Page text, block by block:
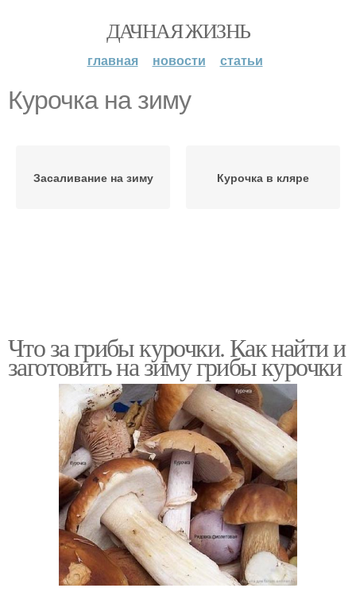
ДАЧНАЯ ЖИЗНЬ
главная новости статьи
Курочка на зиму
Засаливание на зиму Курочка в кляре
Что за грибы курочки. Как найти и
заготовить на зиму грибы курочки